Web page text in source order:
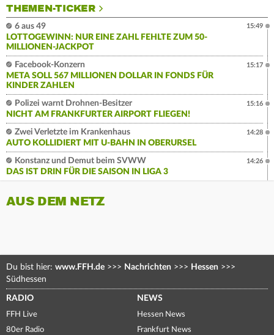
THEMEN-TICKER
6 aus 49
LOTTOGEWINN: NUR EINE ZAHL FEHLTE ZUM 50-
MILLIONEN-JACKPOT
15:49
Facebook-Konzern
META SOLL 567 MILLIONEN DOLLAR IN FONDS FÜR
KINDER ZAHLEN
15:17
Polizei warnt Drohnen-Besitzer
NICHT AM FRANKFURTER AIRPORT FLIEGEN!
15:16
Zwei Verletzte im Krankenhaus
AUTO KOLLIDIERT MIT U-BAHN IN OBERURSEL
14:28
Konstanz und Demut beim SVWW
DAS IST DRIN FÜR DIE SAISON IN LIGA 3
14:26
AUS DEM NETZ
Du bist hier: www.FFH.de >>> Nachrichten >>> Hessen >>>
Südhessen
RADIO
FFH Live
80er Radio
NEWS
Hessen News
Frankfurt News